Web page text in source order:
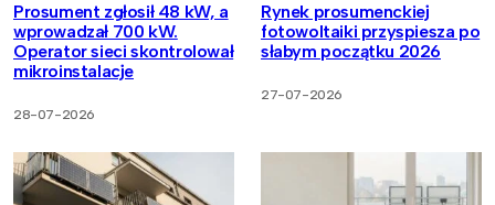
Prosument zgłosił 48 kW, a
wprowadzał 700 kW.
Operator sieci skontrolował
mikroinstalacje
28-07-2026
Rynek prosumenckiej
fotowoltaiki przyspiesza po
słabym początku 2026
27-07-2026